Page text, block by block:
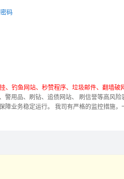
码
、钓鱼网站、秒赞程序、垃圾邮件、翻墙破
用品、刷钻、追债网站、 刷信誉等高风
障业务稳定运行。 我司有严格的监控措施